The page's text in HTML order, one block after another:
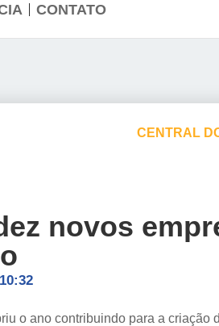
CONTATO
novos
10:32
o ano contribuindo para a criação